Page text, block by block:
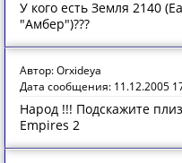
У кого есть Земля 2140
"Амбер")???
Автор: Orxideya
Дата сообщения: 11.12.2005
Народ !!! Подскажите
Empires 2